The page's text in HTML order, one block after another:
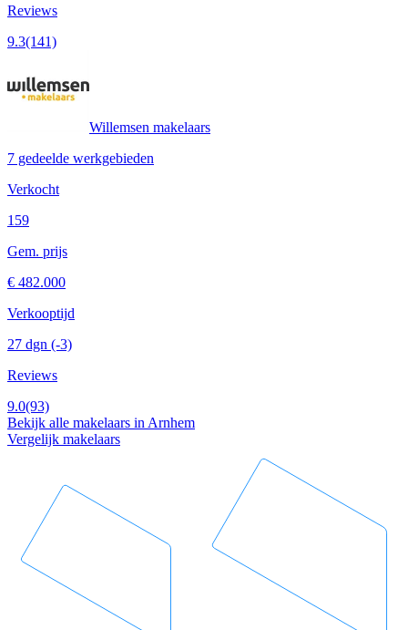
Reviews
9.3(141)
Willemsen makelaars
7 gedeelde werkgebieden
Verkocht
159
Gem. prijs
€ 482.000
Verkooptijd
27 dgn (-3)
Reviews
9.0(93)
Bekijk alle makelaars in Arnhem
Vergelijk makelaars